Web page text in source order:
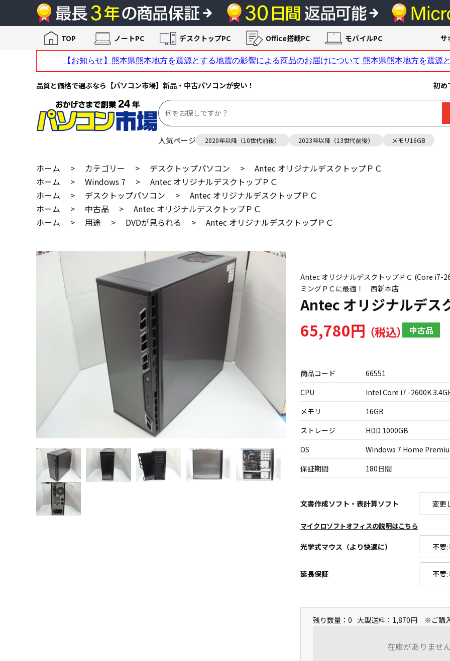
品質と価格で選ぶなら【パソコン市場】新品・中古パソコンが安い！ 初め
人気ページ 2020年以降（10世代前後） 2023年以降（13世代前後） メモリ16GB
TOP ノートPC デスクトップPC Office搭載PC モバイルPC サ
ホーム > カテゴリー > デスクトップパソコン >
Antec オリジナルデスクトップＰＣ
ホーム
> Windows 7 >
Antec オリジナルデスクトップＰＣ
ホーム
> デスクトップパソコン >
Antec オリジナルデスクトップＰＣ
ホーム
> 中古品 >
Antec オリジナルデスクトップＰＣ
ホーム
> 用途 > DVDが見られる > Antec オリジナルデスクトップＰＣ
Antec オリジナルデスクトップＰＣ (Core i7-
ミングＰＣに最適！ 西新本店
Antec オリジナルデス
65,780円 中古品
商品コード
66551
CPU
Intel Core i7 -2600K
メモリ
16GB
ストレージ
HDD 1000GB
OS
Windows 7 Home
保証期間
180日間
文書作成ソフト・表計算ソフト
マイクロソフトオフィスの説明はこちら
光学式マウス（より快適に）
延長保証
残り数量：0 大型送料：1,870円 ※ご購入
在庫がありませ